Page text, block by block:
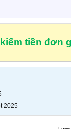
tiền đơn
2025